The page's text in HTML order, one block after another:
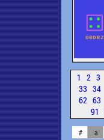
1 2 3
33 34
62 63
91
# a